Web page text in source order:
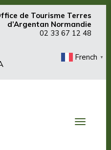
de Tourisme Terres
d’Argentan Normandie
02 33 67 12 48
French ▼
Toggle